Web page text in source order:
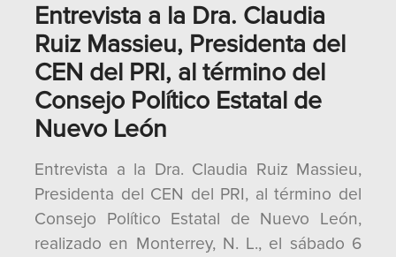
Entrevista a la Dra. Claudia
Ruiz Massieu, Presidenta del
CEN del PRI, al término del
Consejo Político Estatal de
Nuevo León
Entrevista a la Dra. Claudia Ruiz Massieu,
Presidenta del CEN del PRI, al término del
Consejo Político Estatal de Nuevo León,
realizado en Monterrey, N. L., el sábado 6